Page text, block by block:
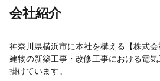
会社紹介
神奈川県横浜市に本社を構える【株式会
建物の新築工事・改修工事における電
掛けています。